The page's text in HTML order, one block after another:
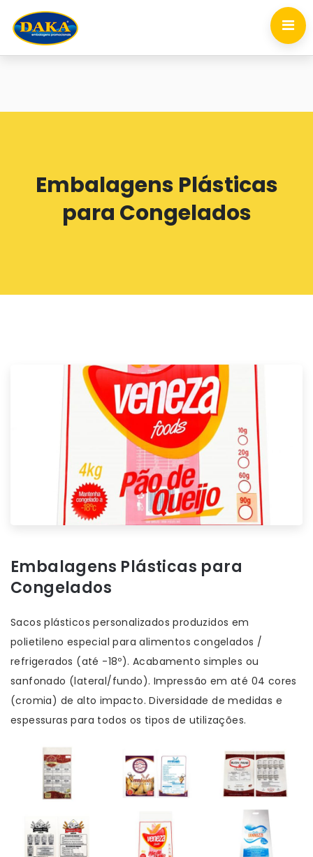
Embalagens Plásticas
para Congelados
Embalagens Plásticas para
Congelados
Sacos plásticos personalizados produzidos em
polietileno especial para alimentos congelados /
refrigerados (até -18º). Acabamento simples ou
sanfonado (lateral/fundo). Impressão em até 04 cores
(cromia) de alto impacto. Diversidade de medidas e
espessuras para todos os tipos de utilizações.